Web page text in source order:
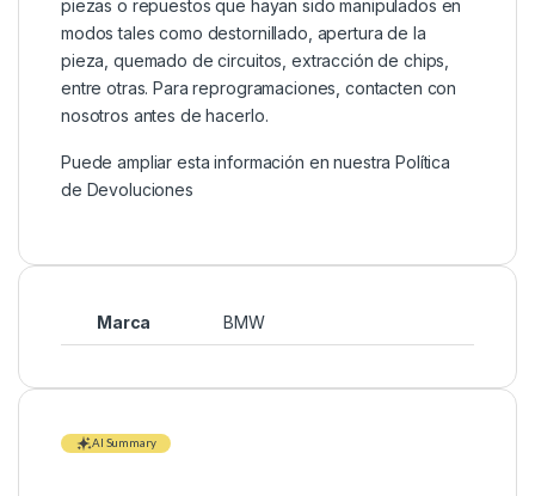
piezas o repuestos que hayan sido manipulados en
modos tales como destornillado, apertura de la
pieza, quemado de circuitos, extracción de chips,
entre otras. Para reprogramaciones, contacten con
nosotros antes de hacerlo.
Puede ampliar esta información en nuestraPolítica
de Devoluciones
Marca BMW
AI Summary